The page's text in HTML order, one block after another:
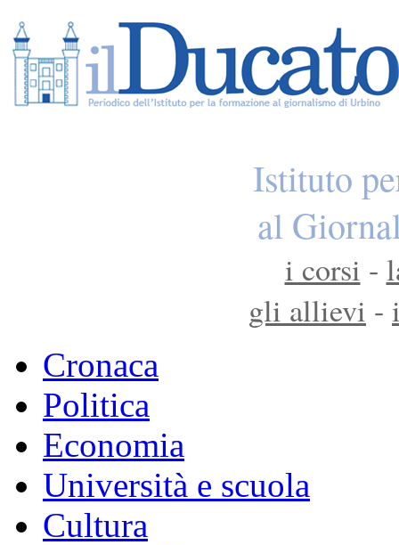
Istituto
al
i corsi -
gli allievi -
Cronaca
Politica
Economia
Università e scuola
Cultura